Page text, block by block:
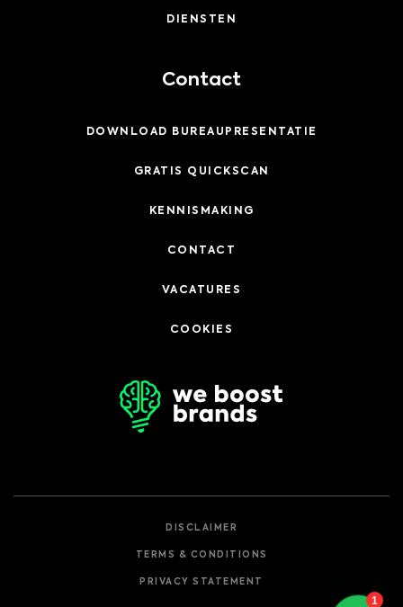
DIENSTEN
Contact
DOWNLOAD BUREAUPRESENTATIE
GRATIS QUICKSCAN
KENNISMAKING
CONTACT
VACATURES
COOKIES
DISCLAIMER
TERMS & CONDITIONS
PRIVACY STATEMENT